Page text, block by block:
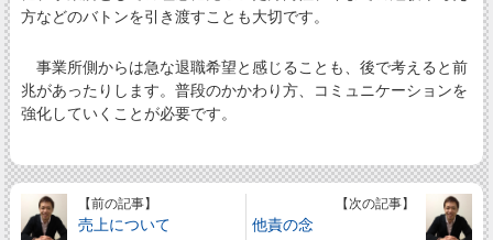
方などのバトンを引き渡すことも大切です。
事業所側からは急な退職希望と感じることも、後で考えると前
兆があったりします。普段のかかわり方、コミュニケーションを
強化していくことが必要です。
【前の記事】
売上について
【次の記事】
他責の念